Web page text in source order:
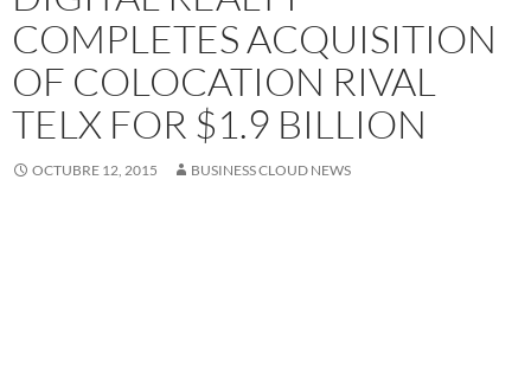
COMPLETES ACQUISITION
OF COLOCATION RIVAL
TELX FOR $1.9 BILLION
OCTUBRE 12, 2015 BUSINESS CLOUD NEWS